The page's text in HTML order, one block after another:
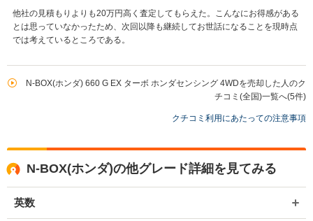
他社の見積もりよりも20万円高く査定してもらえた。こんなにお得感がある
とは思っていなかったため、次回以降も継続してお世話になることを現時点
では考えているところである。
N-BOX(ホンダ) 660 G EX ターボ ホンダセンシング 4WDを売却した人のク
チコミ(全国)一覧へ(5件)
クチコミ利用にあたっての注意事項
N-BOX(ホンダ)の他グレード詳細を見てみる
英数